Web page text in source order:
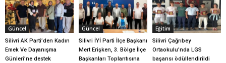
Güncel
Silivri AK Parti’den Kadın
Emek Ve Dayanışma
Günleri’ne destek
Güncel
Silivri İYİ Parti İlçe Başkanı
Mert Erişken, 3. Bölge İlçe
Başkanları Toplantısına
Eğitim
Silivri Çağrıbey
Ortaokulu’nda LGS
başarısı ödüllendirildi